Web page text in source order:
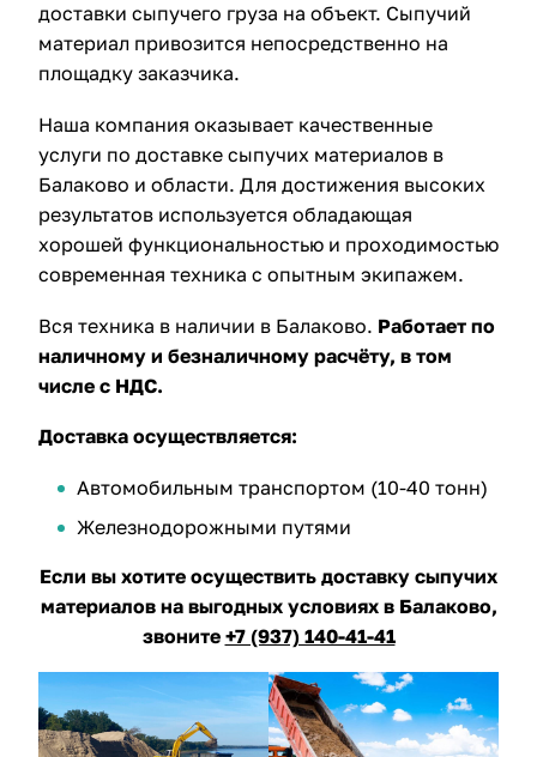
доставки сыпучего груза на объект. Сыпучий
материал привозится непосредственно на
площадку заказчика.
Наша компания оказывает качественные
услуги по доставке сыпучих материалов в
Балаково и области. Для достижения высоких
результатов используется обладающая
хорошей функциональностью и проходимостью
современная техника с опытным экипажем.
Вся техника в наличии в Балаково. Работает по
наличному и безналичному расчёту, в том
числе с НДС.
Доставка осуществляется:
Автомобильным транспортом (10-40 тонн)
Железнодорожными путями
Если вы хотите осуществить доставку сыпучих
материалов на выгодных условиях в Балаково,
звоните +7 (937) 140-41-41